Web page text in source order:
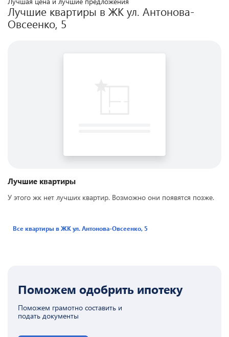
Лучшие квартиры в ЖК ул. Антонова-
Овсеенко, 5
Лучшие квартиры
У этого жк нет лучших квартир. Возможно они появятся позже.
Все квартиры в ЖКул. Антонова-Овсеенко, 5
Поможем одобрить ипотеку
Поможем грамотно составить и
подать документы